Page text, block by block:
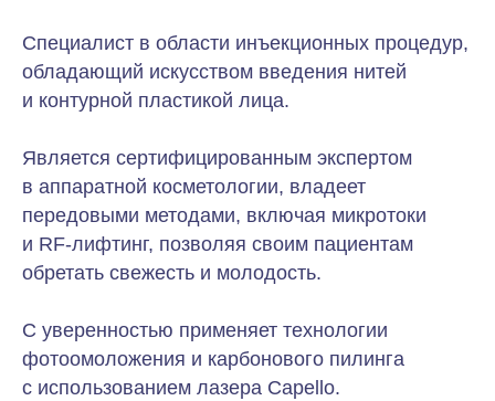
Специалист в области инъекционных процедур,
обладающий искусством введения нитей
и контурной пластикой лица.
Является сертифицированным экспертом
в аппаратной косметологии, владеет
передовыми методами, включая микротоки
и RF-лифтинг, позволяя своим пациентам
обретать свежесть и молодость.
С уверенностью применяет технологии
фотоомоложения и карбонового пилинга
с использованием лазера Capello.